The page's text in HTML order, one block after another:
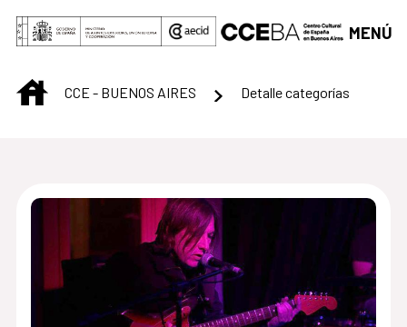
Saltar al contenido principal
MENÚ
INICIOCCE - BUENOS AIRES Detalle categorías